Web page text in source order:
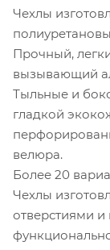
Чехлы
Прочный,
вызывающий
Тыльные и
гладкой
велюра.
Более 20
Чехлы
отверстиями